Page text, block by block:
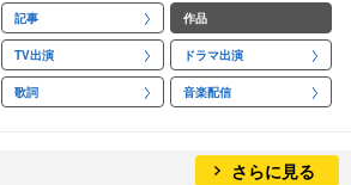
記事 作品
TV出演 ドラマ出演
歌詞 音楽配信
さらに見る